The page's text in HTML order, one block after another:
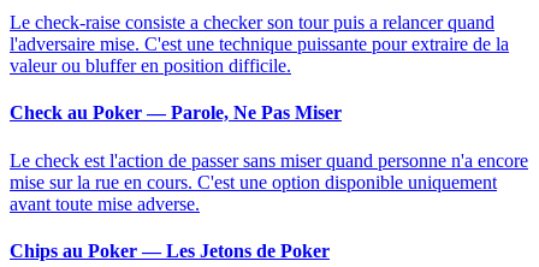
Le check-raise consiste a checker son tour puis a relancer quand
l'adversaire mise. C'est une technique puissante pour extraire de la
valeur ou bluffer en position difficile.
Check au Poker — Parole, Ne Pas Miser
Le check est l'action de passer sans miser quand personne n'a encore
mise sur la rue en cours. C'est une option disponible uniquement
avant toute mise adverse.
Chips au Poker — Les Jetons de Poker